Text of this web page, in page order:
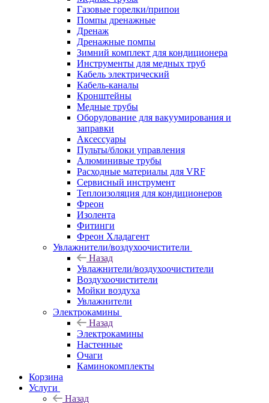
Газовые горелки/припои
Помпы дренажные
Дренаж
Дренажные помпы
Зимний комплект для кондиционера
Инструменты для медных труб
Кабель электрический
Кабель-каналы
Кронштейны
Медные трубы
Оборудование для вакуумирования и
заправки
Аксессуары
Пульты/блоки управления
Алюминивые трубы
Расходные материалы для VRF
Сервисный инструмент
Теплоизоляция для кондиционеров
Фреон
Изолента
Фитинги
Фреон Хладагент
Увлажнители/воздухоочистители
Назад
Увлажнители/воздухоочистители
Воздухоочистители
Мойки воздуха
Увлажнители
Электрокамины
Назад
Электрокамины
Настенные
Очаги
Каминокомплекты
Корзина
Услуги
Назад